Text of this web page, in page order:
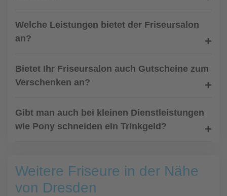
Welche Leistungen bietet der Friseursalon
an?
Bietet Ihr Friseursalon auch Gutscheine zum
Verschenken an?
Gibt man auch bei kleinen Dienstleistungen
wie Pony schneiden ein Trinkgeld?
Weitere Friseure in der Nähe
von Dresden